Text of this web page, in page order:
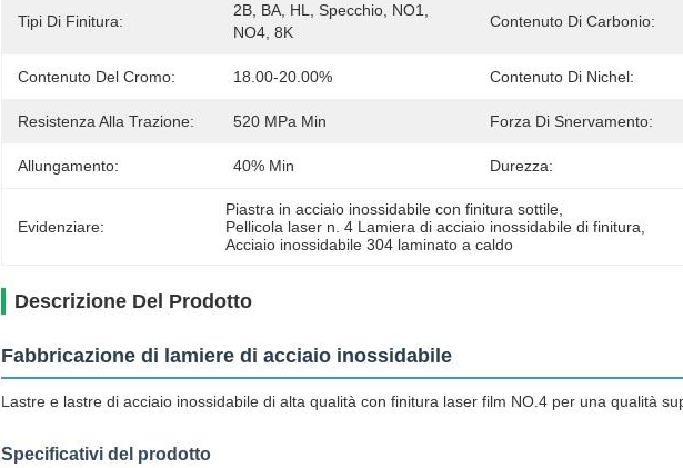
Tipi Di Finitura:
2B, BA, HL, Specchio, NO1,
NO4, 8K
Contenuto Di Carbonio:
Contenuto Del Cromo: 18.00-20.00% Contenuto Di Nichel:
Resistenza Alla Trazione: 520 MPa Min Forza Di Snervamento:
Allungamento: 40% Min Durezza:
Evidenziare:
Piastra in acciaio inossidabile con finitura sottile
Pellicola laser n. 4 Lamiera di acciaio inossidabile di finitura
Acciaio inossidabile 304 laminato a caldo
Descrizione Del Prodotto
Fabbricazione di lamiere di acciaio inossidabile
Lastre e lastre di acciaio inossidabile di alta qualità con finitura laser film NO.4 per una qualità
Specificativi del prodotto